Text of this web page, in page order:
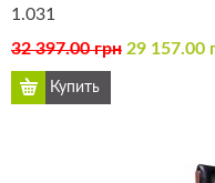
1.031
32 397.00 грн 29 157.00